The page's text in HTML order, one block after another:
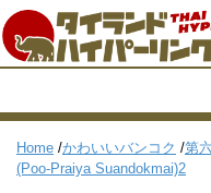
Home /かわいいバンコク /第
(Poo-Praiya Suandokmai)2